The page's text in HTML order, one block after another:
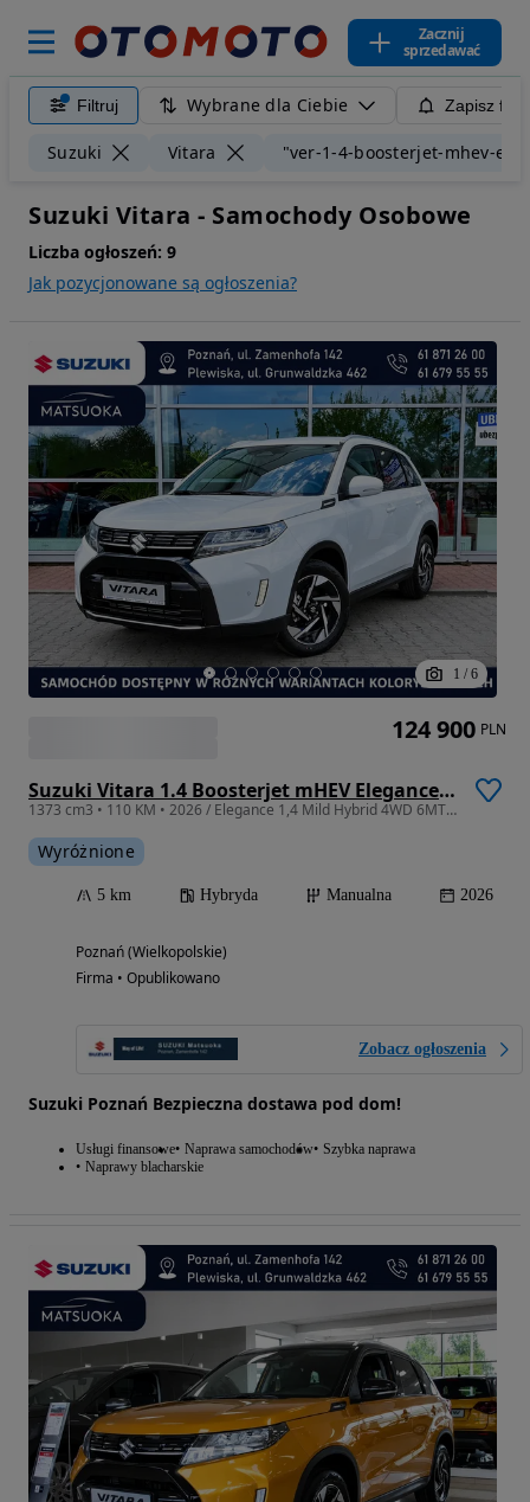
Zacznij
sprzedawać
Filtruj Wybrane dla Ciebie Zapisz
Suzuki Vitara "ver-1-4-boosterjet-mhev-
Suzuki Vitara - Samochody Osobowe
Liczba ogłoszeń: 9
Jak pozycjonowane są ogłoszenia?
1 / 6
Suzuki Vitara 1.4 Boosterjet mHEV Elegance 4WD
1373 cm3 • 110 KM • 2026 / Elegance 1,4 Mild Hybrid 4WD 6MT Superior White
Wyróżnione
5 km Hybryda Manualna 2026
Poznań (Wielkopolskie)
Firma • Opublikowano
Zobacz ogłoszenia
Suzuki Poznań Bezpieczna dostawa pod dom!
Usługi finansowe Naprawa samochodów Szybka naprawa
Naprawy blacharskie
124 900 PLN